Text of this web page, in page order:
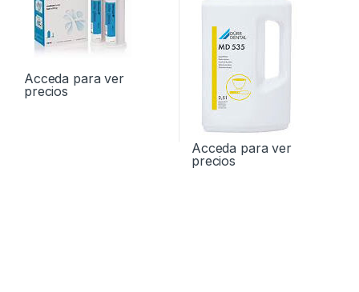
Acceda para ver
precios
Acceda para ver
precios